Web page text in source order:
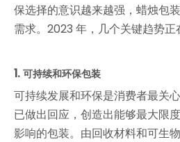
保选择的意识越来越强，蜡烛包
需求。2023 年，几个关键趋势正
1. 可持续和环保包装
可持续发展和环保是消费者最关
已做出回应，创造出能够最大限
影响的包装。由回收材料和可生